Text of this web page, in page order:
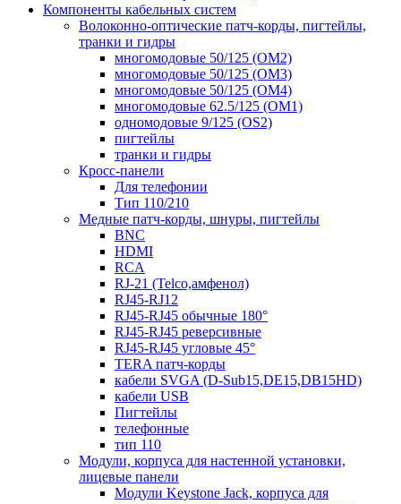
Компоненты кабельных систем
Волоконно-оптические патч-корды, пигтейлы,
транки и гидры
многомодовые 50/125 (OM2)
многомодовые 50/125 (OM3)
многомодовые 50/125 (OM4)
многомодовые 62.5/125 (OM1)
одномодовые 9/125 (OS2)
пигтейлы
транки и гидры
Кросс-панели
Для телефонии
Тип 110/210
Медные патч-корды, шнуры, пигтейлы
BNC
HDMI
RCA
RJ-21 (Telco,амфенол)
RJ45-RJ12
RJ45-RJ45 обычные 180°
RJ45-RJ45 реверсивные
RJ45-RJ45 угловые 45°
TERA патч-корды
кабели SVGA (D-Sub15,DE15,DB15HD)
кабели USB
Пигтейлы
телефонные
тип 110
Модули, корпуса для настенной установки,
лицевые панели
Модули Keystone Jack, корпуса для